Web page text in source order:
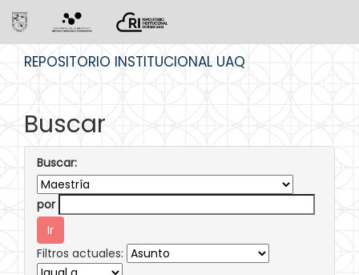
REPOSITORIO INSTITUCIONAL UAQ
Buscar
Buscar:
por
Filtros actuales: